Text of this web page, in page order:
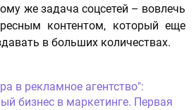
же задача соцсетей – вовлечь
контентом, который еще
в больших количествах.
в рекламное агентство":
бизнес в маркетинге. Первая